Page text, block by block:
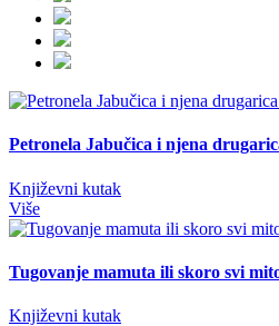
Petronela Jabučica i njena
Književni kutak
Više
Tugovanje mamuta ili skoro svi
Književni kutak